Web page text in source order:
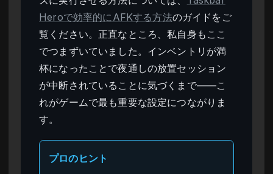
Heroで効率的にAFKする方法のガイドをご
覧ください。正直なところ、私自身もここ
でつまずいていました。インベントリが満
杯になったことで夜通しの放置セッション
が中断されていることに気づくまで――こ
れがゲームで最も重要な設定につながりま
す。
プロのヒント